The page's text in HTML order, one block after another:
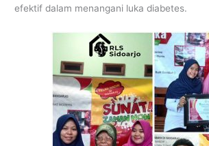
efektif dalam menangani luka diabetes.